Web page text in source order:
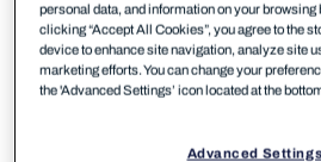
personal data, and information on your
clicking “Accept All Cookies”, you agree to the
device to enhance site navigation, analyze site
marketing efforts. You can change your
the 'Advanced Settings’ icon located at the
Advanced Settings